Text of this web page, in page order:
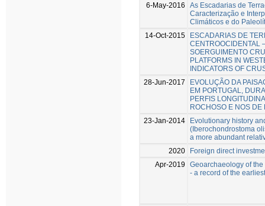
6-May-2016
As Escadarias de
Caracterização e
Climáticos e do
14-Oct-2015
ESCADARIAS DE
CENTROOCIDENTAL
SOERGUIMENTO
PLATFORMS IN
INDICATORS OF
28-Jun-2017
EVOLUÇÃO DA
EM PORTUGAL,
PERFIS
ROCHOSO E NOS DE
23-Jan-2014
Evolutionary history
(Iberochondrostoma
a more abundant
2020
Foreign direct
Apr-2019
Geoarchaeology of
- a record of the